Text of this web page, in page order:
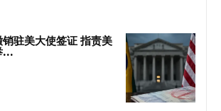
驻美大使签证 指责美
...